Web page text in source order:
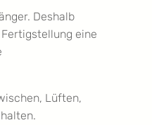
Deshalb
eine
Lüften,